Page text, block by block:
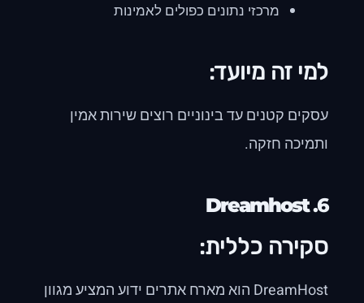
מרכזי נתונים כפולים לאמינות
למי זה מיועד:
עסקים קטנים עד בינוניים רוצים שירות אמין
ותמיכה חזקה.
6.
Dreamhost
סקירה כללית:
DreamHost הוא מארח אתרים ידוע המציע מגוון